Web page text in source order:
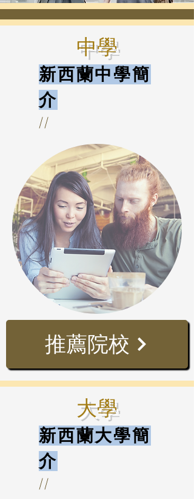
中學
新西蘭中學簡
介
//
推薦院校
大學
新西蘭大學簡
介
//